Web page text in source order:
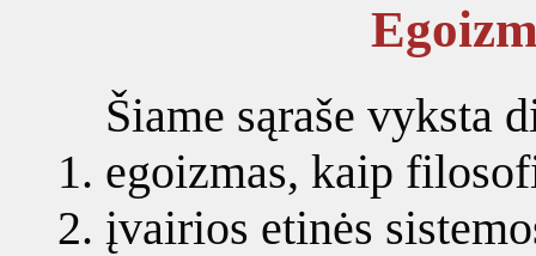
Šiame sąraše vyksta
egoizmas, kaip
įvairios etinės